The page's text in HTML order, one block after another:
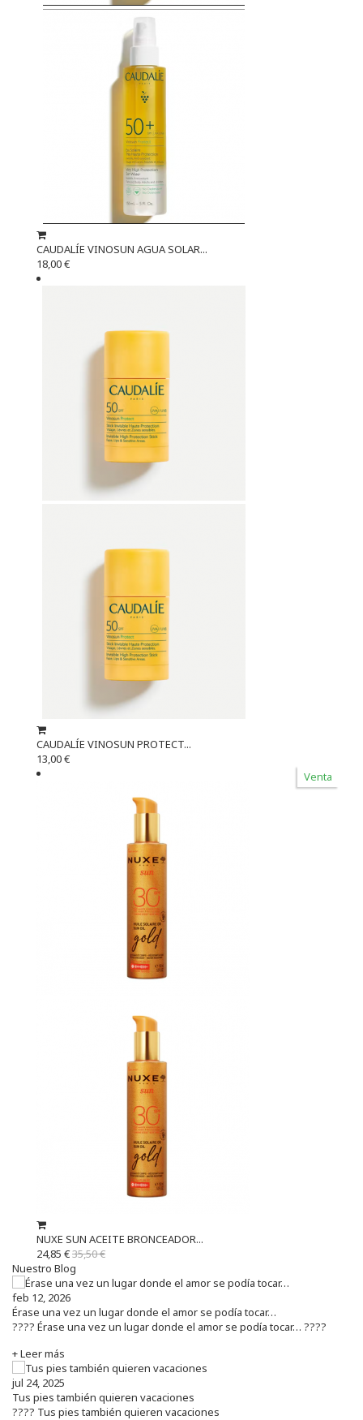
CAUDALÍE VINOSUN AGUA SOLAR...
18,00 €
CAUDALÍE VINOSUN PROTECT...
13,00 €
Venta
NUXE SUN ACEITE BRONCEADOR...
24,85 €35,50 €
Nuestro Blog
feb 12, 2026
Érase una vez un lugar donde el amor se podía tocar…
???? Érase una vez un lugar donde el amor se podía tocar… ????
+ Leer más
jul 24, 2025
Tus pies también quieren vacaciones
???? Tus pies también quieren vacaciones